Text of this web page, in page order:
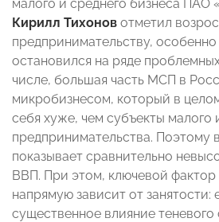
малого и среднего бизнеса ПАО
Кирилл Тихонов отметил
предпринимательству,
остановился на ряде
числе, большая часть МСП в
микробизнесом, который в
себя хуже, чем субъекты малого
предпринимательства. Поэтому
показывает сравнительно
ВВП. При этом, ключевой
напрямую зависит от занятости:
существенное влияние